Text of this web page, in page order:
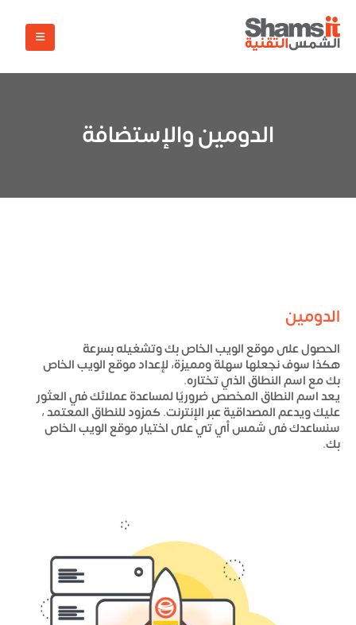
الدومين والإستضافة
الدومين
الحصول على موقع الويب الخاص بك وتشغيله بسرعة
هكذا سوف نجعلها سهلة ومميزة، لإعداد موقع الويب الخاص
بك مع اسم النطاق الذي تختاره.
يعد اسم النطاق المخصص ضروريًا لمساعدة عملائك في العثور
عليك ويدعم المصداقية عبر الإنترنت. كمزود للنطاق المعتمد ،
سنساعدك فى شمس أي تي على اختيار موقع الويب الخاص
بك.